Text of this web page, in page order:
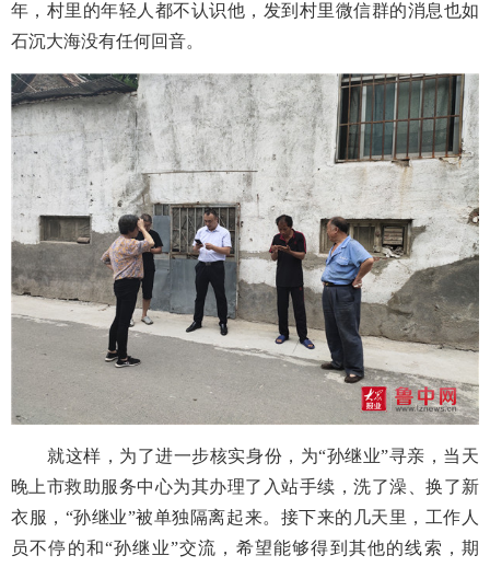
年，村里的年轻人都不认识他，发到村里微信群的消息也如
石沉大海没有任何回音。
就这样，为了进一步核实身份，为“孙继业”寻亲，当天
晚上市救助服务中心为其办理了入站手续，洗了澡、换了新
衣服，“孙继业”被单独隔离起来。接下来的几天里，工作人
员不停的和“孙继业”交流，希望能够得到其他的线索，期